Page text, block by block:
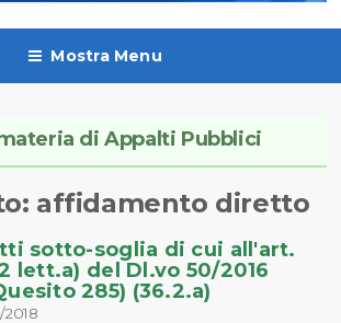
Mostra Menu
di Appalti Pubblici
affidamento diretto
sotto-soglia di cui all'art.
lett.a) del Dl.vo 50/2016
285) (36.2.a)
2018